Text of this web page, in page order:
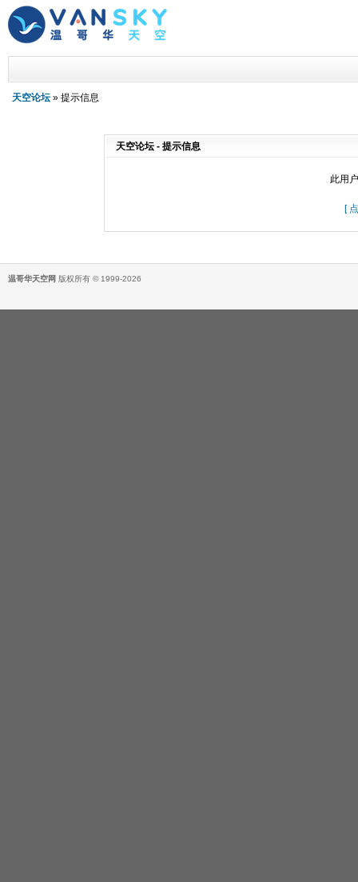
天空论坛 » 提示信息
天空论坛 - 提示信息
此用
[
温哥华天空网 版权所有 © 1999-2026